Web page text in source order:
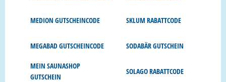
MEDION GUTSCHEINCODE
MEGABAD GUTSCHEINCODE
MEIN SAUNASHOP
GUTSCHEIN
SKLUM RABATTCODE
SODABÄR GUTSCHEIN
SOLAGO RABATTCODE